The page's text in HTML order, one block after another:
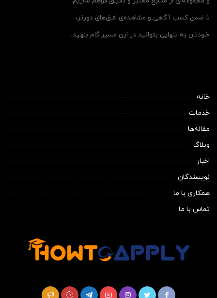
تا ضمن کسب آگاهی و مشاهده‌ی افـق‌های دورتر،
خـودتان به تنهایی بتوانید در این مسیر گام بنهید.
خانه
خدمات
مقاله‌ها
وبلاگ
اخبار
نویسندگان
همکاری با ما
تماس با ما